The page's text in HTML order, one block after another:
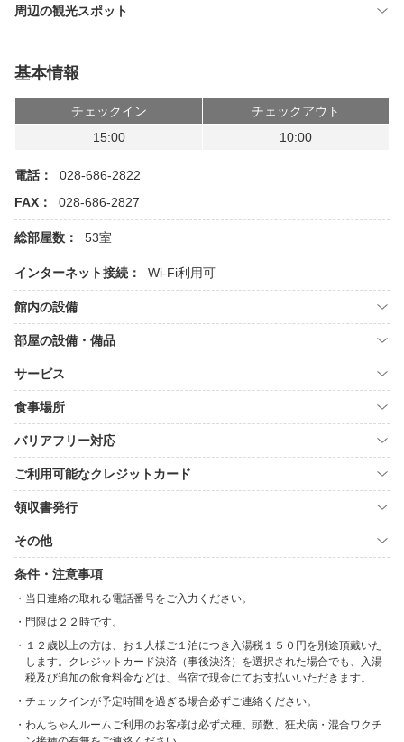
周辺の観光スポット
基本情報
チェックイン
チェックアウト
15:00
10:00
電話：
028-686-2822
FAX：
028-686-2827
総部屋数： 53室
インターネット接続： Wi-Fi利用可
館内の設備
部屋の設備・備品
サービス
食事場所
バリアフリー対応
ご利用可能なクレジットカード
領収書発行
その他
条件・注意事項
当日連絡の取れる電話番号をご入力ください。
門限は２２時です。
１２歳以上の方は、お１人様ご１泊につき入湯税１５０円を別途頂戴いた
します。クレジットカード決済（事後決済）を選択された場合でも、入湯
税及び追加の飲食料金などは、当宿で現金にてお支払いいただきます。
チェックインが予定時間を過ぎる場合必ずご連絡ください。
わんちゃんルームご利用のお客様は必ず犬種、頭数、狂犬病・混合ワクチ